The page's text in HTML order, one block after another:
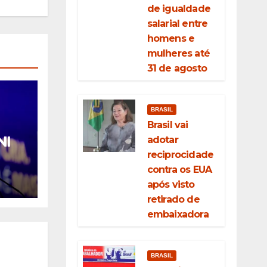
de igualdade
salarial entre
homens e
mulheres até
31 de agosto
BRASIL
Brasil vai
adotar
reciprocidade
contra os EUA
após visto
retirado de
embaixadora
BRASIL